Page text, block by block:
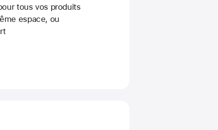
tous vos produits
espace, ou